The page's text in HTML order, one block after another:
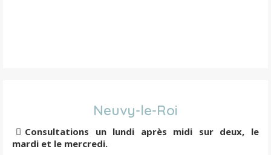
Neuvy-le-Roi
Consultations un lundi après midi sur deux, le
mardi et le mercredi.